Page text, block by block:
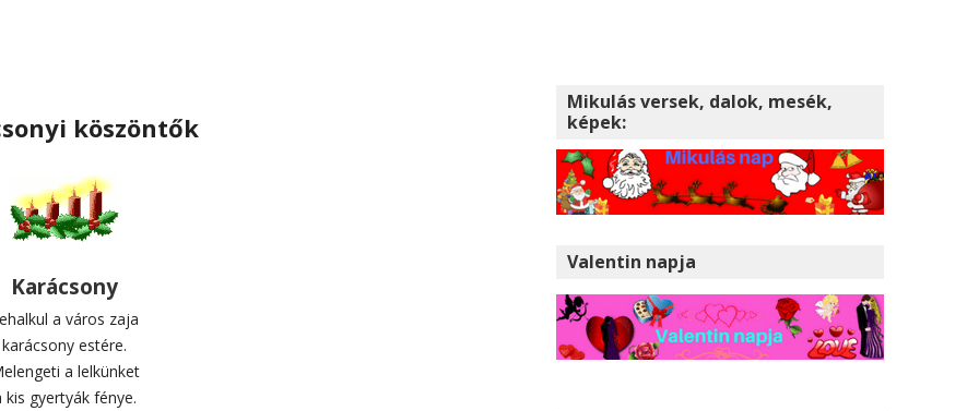
köszöntők
Karácsony
a város zaja
karácsony estére.
a lelkünket
kis gyertyák fénye.
Mikulás versek, dalok, mesék,
képek:
Valentin napja